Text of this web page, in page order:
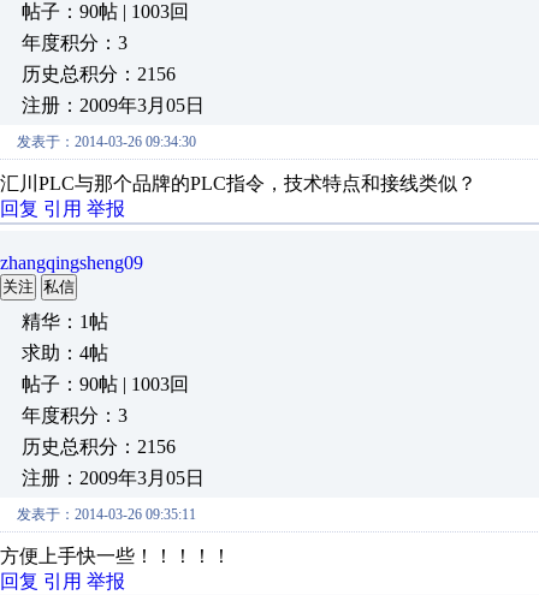
帖子：90帖 | 1003回
年度积分：3
历史总积分：2156
注册：2009年3月05日
发表于：2014-03-26 09:34:30
汇川PLC与那个品牌的PLC指令，技术特点和接线类似？
回复 引用 举报
zhangqingsheng09
关注 私信
精华：1帖
求助：4帖
帖子：90帖 | 1003回
年度积分：3
历史总积分：2156
注册：2009年3月05日
发表于：2014-03-26 09:35:11
方便上手快一些！！！！！
回复 引用 举报